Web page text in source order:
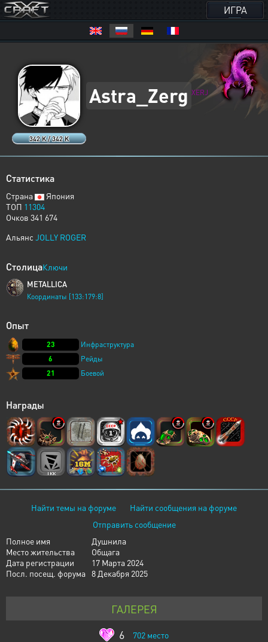
ИГРА
342 K / 342 K
Astra_Zerg XERJ
Статистика
Страна
Япония
ТОП 11304
Очков 341 674
Альянс JOLLY ROGER
СтолицаКлючи
METALLICA
Координаты [133:179:8]
Опыт
23
Инфраструктура
6
Рейды
21
Боевой
Награды
Найти темы на форуме
Найти сообщения на форуме
Отправить сообщение
Полное имя
Душнила
Место жительства
Общага
Дата регистрации
17 Марта 2024
Посл. посещ. форума 8 Декабря 2025
ГАЛЕРЕЯ
6
702 место